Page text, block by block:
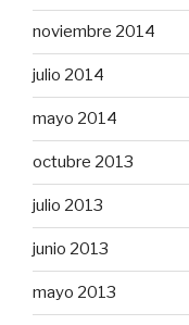
noviembre 2014
julio 2014
mayo 2014
octubre 2013
julio 2013
junio 2013
mayo 2013